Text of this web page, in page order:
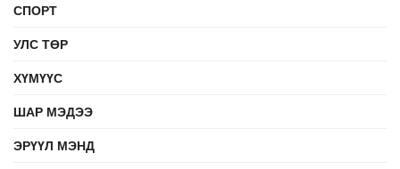
СПОРТ
УЛС ТӨР
ХҮМҮҮС
ШАР МЭДЭЭ
ЭРҮҮЛ МЭНД